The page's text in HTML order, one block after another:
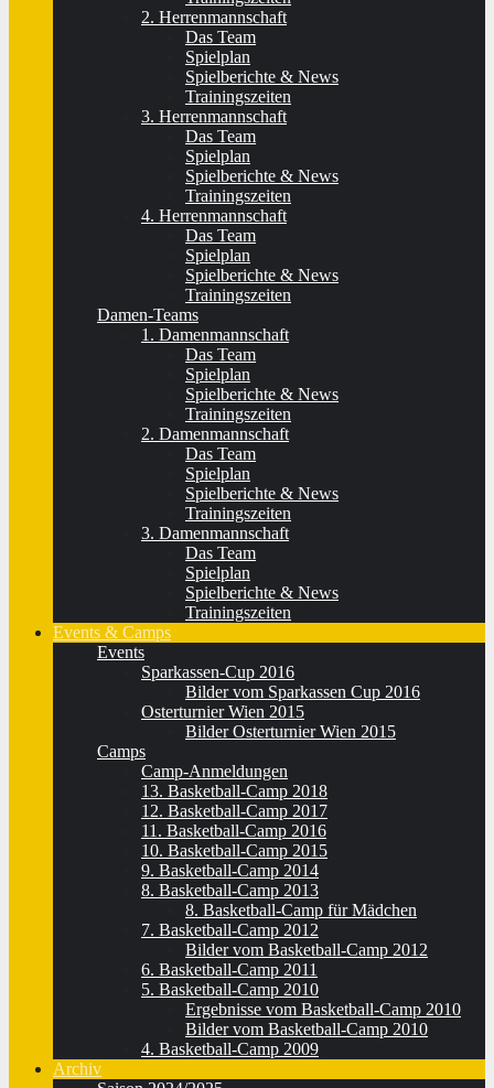
2. Herrenmannschaft
Das Team
Spielplan
Spielberichte & News
Trainingszeiten
3. Herrenmannschaft
Das Team
Spielplan
Spielberichte & News
Trainingszeiten
4. Herrenmannschaft
Das Team
Spielplan
Spielberichte & News
Trainingszeiten
Damen-Teams
1. Damenmannschaft
Das Team
Spielplan
Spielberichte & News
Trainingszeiten
2. Damenmannschaft
Das Team
Spielplan
Spielberichte & News
Trainingszeiten
3. Damenmannschaft
Das Team
Spielplan
Spielberichte & News
Trainingszeiten
Events & Camps
Events
Sparkassen-Cup 2016
Bilder vom Sparkassen Cup 2016
Osterturnier Wien 2015
Bilder Osterturnier Wien 2015
Camps
Camp-Anmeldungen
13. Basketball-Camp 2018
12. Basketball-Camp 2017
11. Basketball-Camp 2016
10. Basketball-Camp 2015
9. Basketball-Camp 2014
8. Basketball-Camp 2013
8. Basketball-Camp für Mädchen
7. Basketball-Camp 2012
Bilder vom Basketball-Camp 2012
6. Basketball-Camp 2011
5. Basketball-Camp 2010
Ergebnisse vom Basketball-Camp 2010
Bilder vom Basketball-Camp 2010
4. Basketball-Camp 2009
Archiv